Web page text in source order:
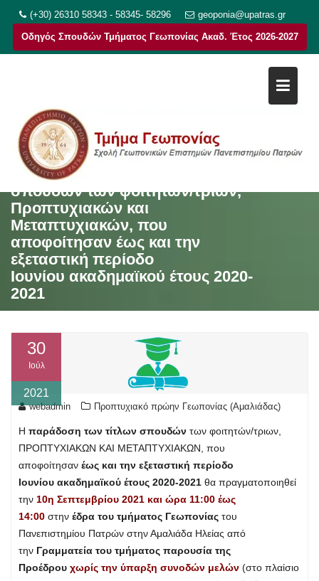
στο
περιεχόμενο
(+30) 26310 58343 - 58345- 58296 geoponia@upatras.gr
Οδηγός Σπουδών Τμήματος Γεωπονίας Ακαδ. Έτος 2026-2027
Παράδοση των τίτλων
σπουδών των φοιτητών/τριων,
Προπτυχιακών και
Μεταπτυχιακών, που
αποφοίτησαν έως και την
εξεταστική περίοδο
Ιουνίου ακαδημαϊκού έτους 2020-
2021
30
Ιούλ
2021
webadmin Προπτυχιακό πρώην Γεωπονίας (Αμαλιάδας)
Η παράδοση των τίτλων σπουδών των φοιτητών/τριων,
ΠΡΟΠΤΥΧΙΑΚΩΝ ΚΑΙ ΜΕΤΑΠΤΥΧΙΑΚΩΝ, που
αποφοίτησαν έως και την εξεταστική περίοδο
Ιουνίου ακαδημαϊκού έτους 2020-2021 θα πραγματοποιηθεί
την 10η Σεπτεμβρίου 2021 και ώρα 11:00 έως
14:00 στην έδρα του τμήματος Γεωπονίας του
Πανεπιστημίου Πατρών στην Αμαλιάδα Ηλείας από
την Γραμματεία του τμήματος παρουσία της
Προέδρου χωρίς την ύπαρξη συνοδών μελών (στο πλαίσιο